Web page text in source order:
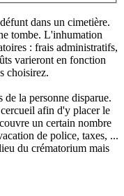
dans un cimetière.
tombe. L'inhumation
: frais administratifs,
varieront en fonction
choisirez.
la personne disparue.
afin d'y placer le
un certain nombre
de police, taxes, ...
du crématorium mais